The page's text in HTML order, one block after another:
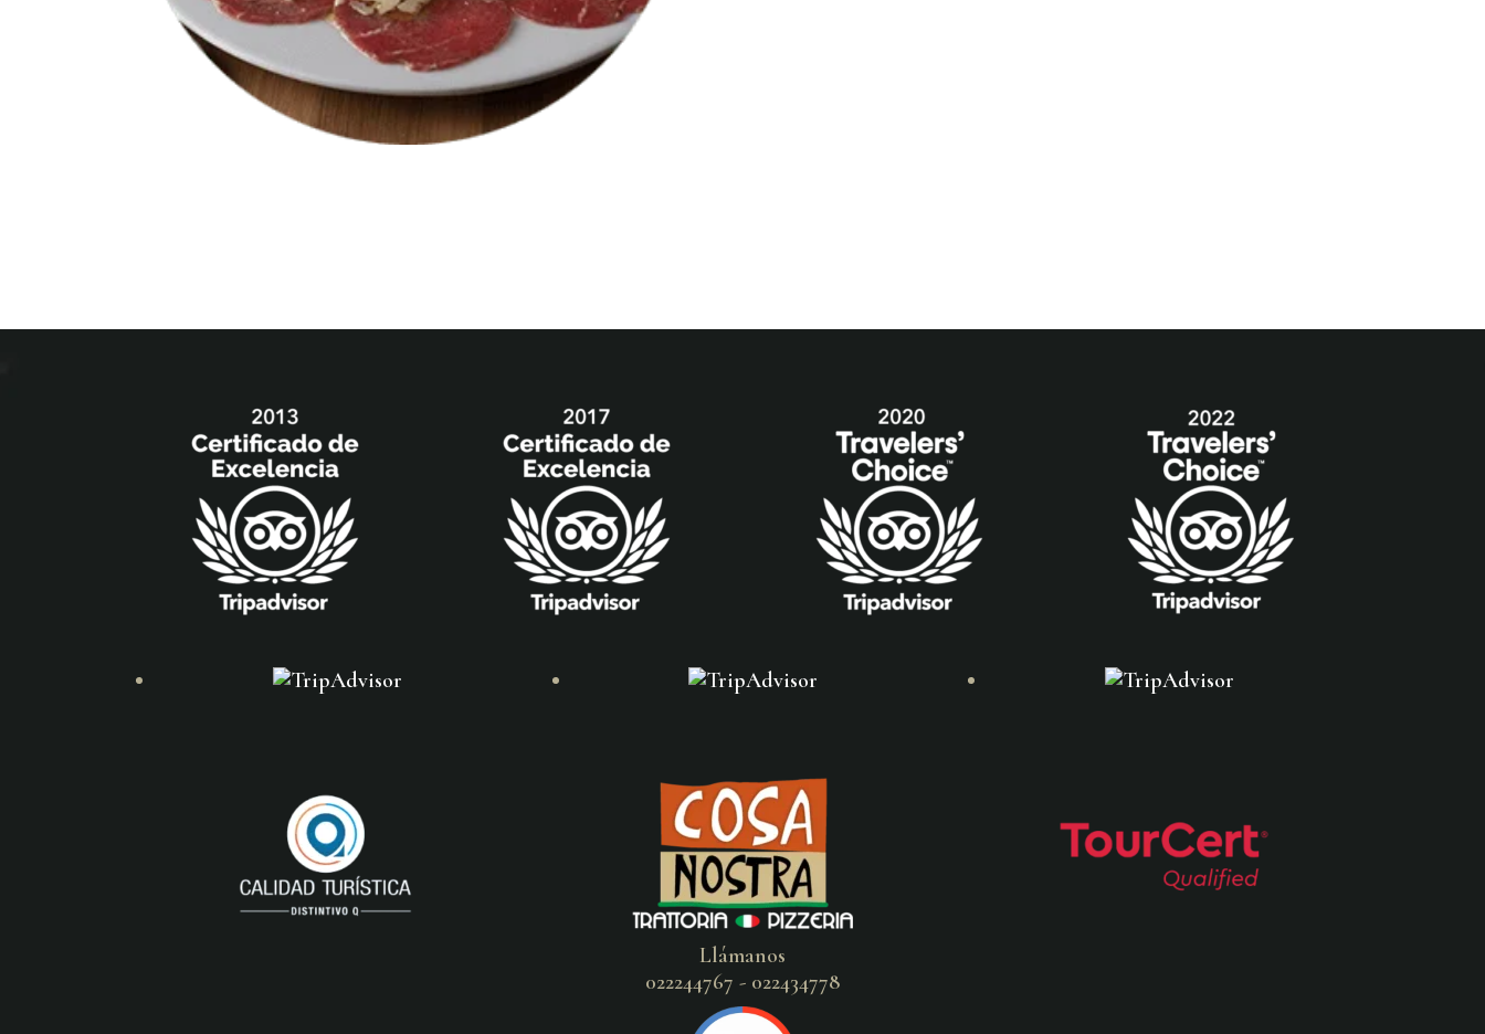
Llámanos
022244767 - 022434778